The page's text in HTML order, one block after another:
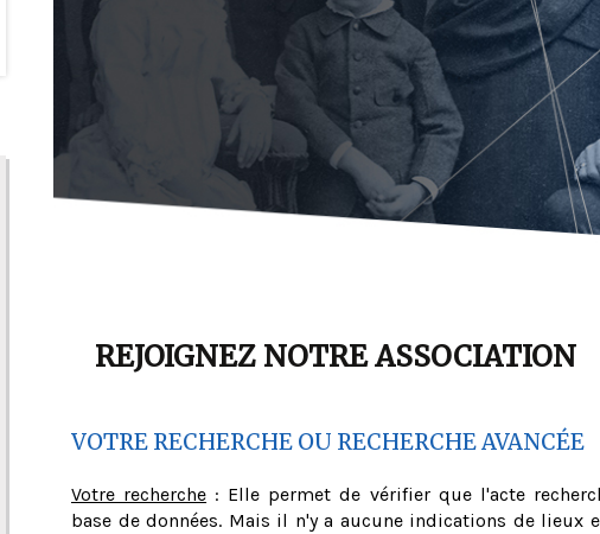
REJOIGNEZ NOTRE ASSOCIATION
VOTRE RECHERCHE OU RECHERCHE AVANCÉE
Votre recherche : Elle permet de vérifier que l'acte
base de données. Mais il n'y a aucune indications de lieux